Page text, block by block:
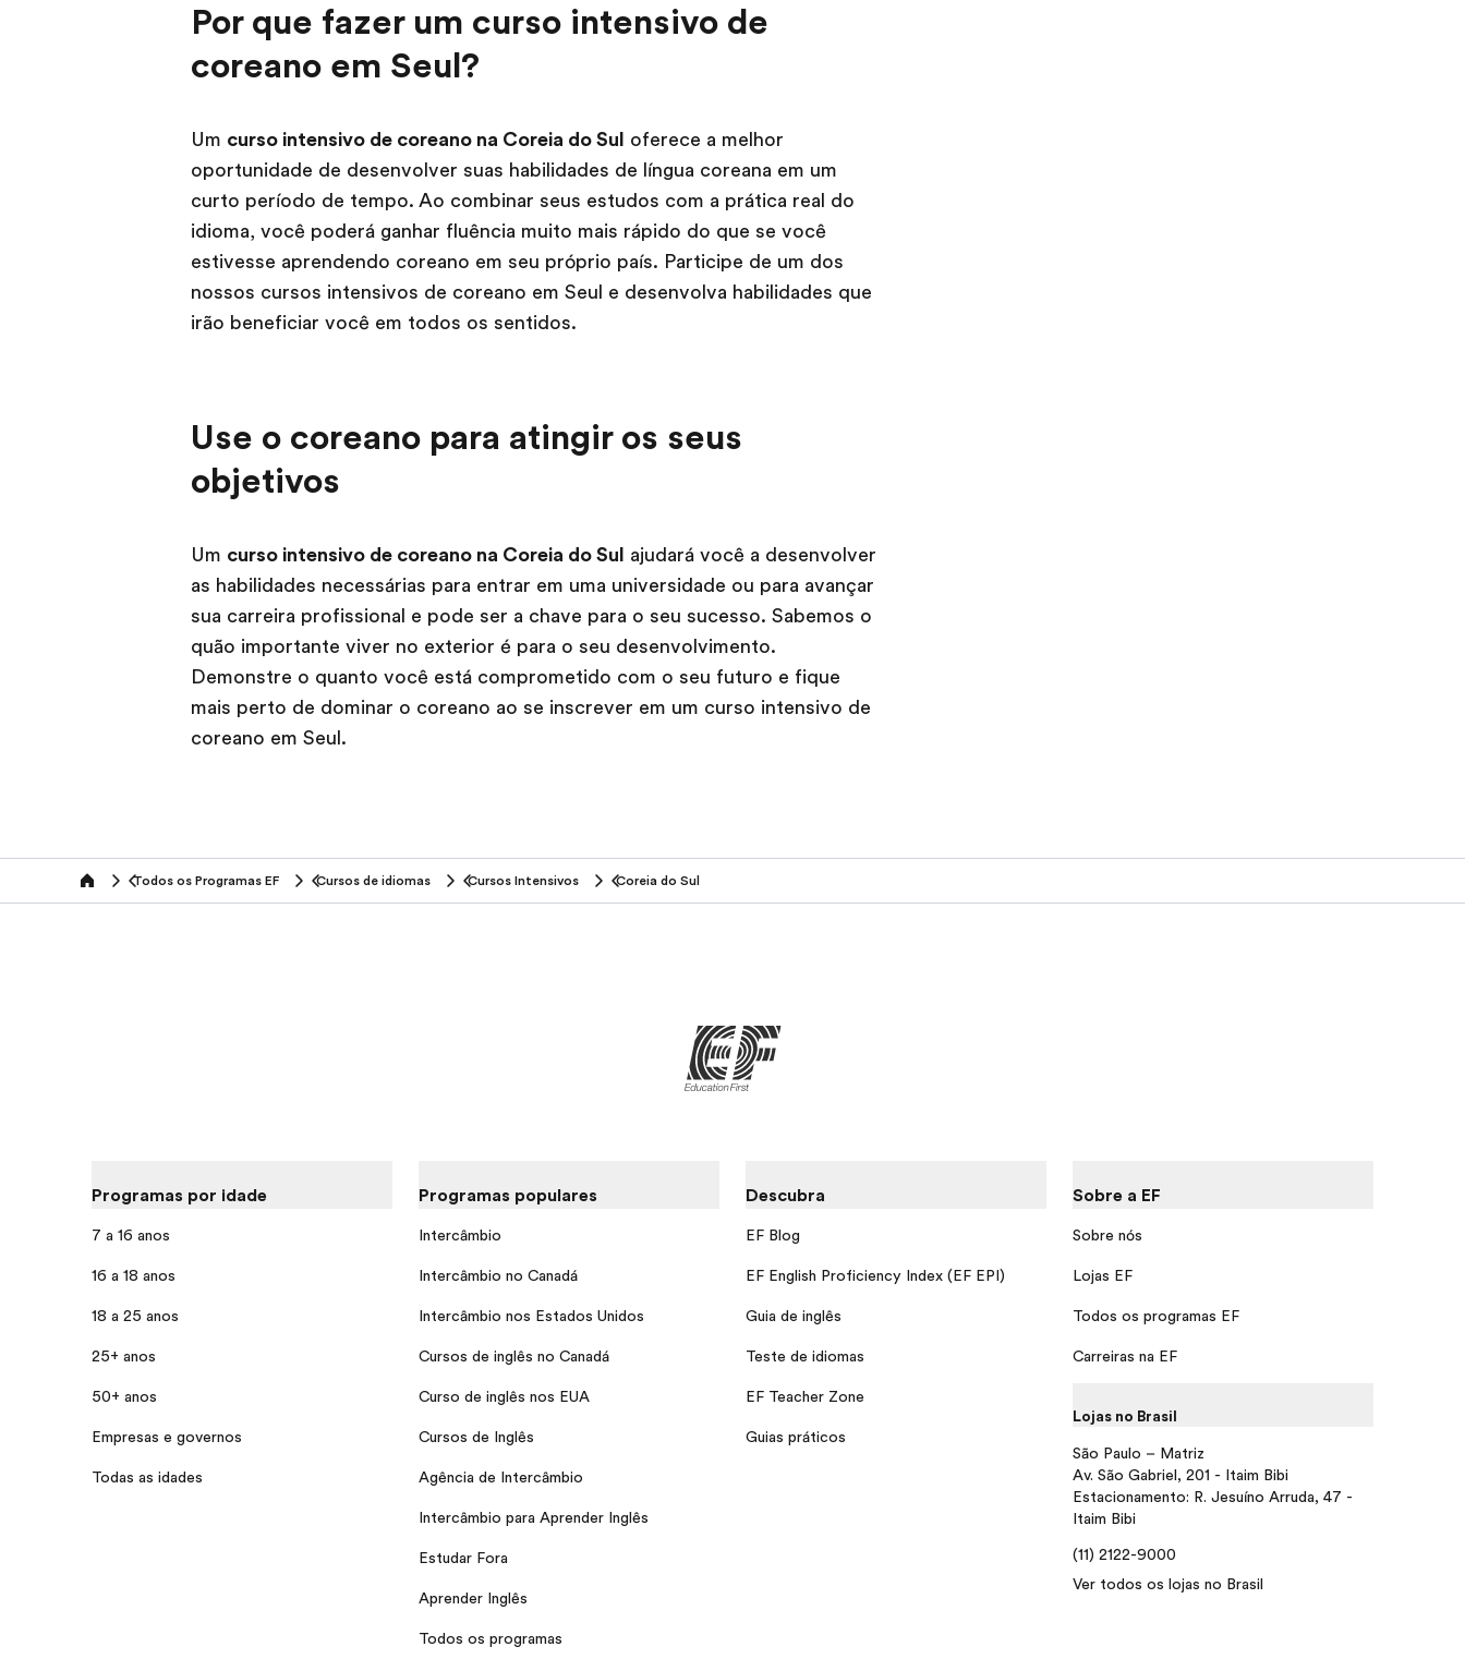
Por que fazer um curso intensivo de
coreano em Seul?
Um curso intensivo de coreano na Coreia do Sul oferece a melhor
oportunidade de desenvolver suas habilidades de língua coreana em um
curto período de tempo. Ao combinar seus estudos com a prática real do
idioma, você poderá ganhar fluência muito mais rápido do que se você
estivesse aprendendo coreano em seu próprio país. Participe de um dos
nossos cursos intensivos de coreano em Seul e desenvolva habilidades que
irão beneficiar você em todos os sentidos.
Use o coreano para atingir os seus
objetivos
Um curso intensivo de coreano na Coreia do Sul ajudará você a desenvolver
as habilidades necessárias para entrar em uma universidade ou para avançar
sua carreira profissional e pode ser a chave para o seu sucesso. Sabemos o
quão importante viver no exterior é para o seu desenvolvimento.
Demonstre o quanto você está comprometido com o seu futuro e fique
mais perto de dominar o coreano ao se inscrever em um curso intensivo de
coreano em Seul.
home Todos os Programas EF Cursos de idiomas Cursos Intensivos Coreia do Sul
Programas por idade
7 a 16 anos
16 a 18 anos
18 a 25 anos
25+ anos
50+ anos
Empresas e governos
Todas as idades
Programas populares
Intercâmbio
Intercâmbio no Canadá
Intercâmbio nos Estados Unidos
Cursos de inglês no Canadá
Curso de inglês nos EUA
Cursos de Inglês
Agência de Intercâmbio
Intercâmbio para Aprender Inglês
Estudar Fora
Aprender Inglês
Todos os programas
Descubra
EF Blog
EF English Proficiency Index (EF EPI)
Guia de inglês
Teste de idiomas
EF Teacher Zone
Guias práticos
Sobre a EF
Sobre nós
Lojas EF
Todos os programas EF
Carreiras na EF
Lojas no Brasil
São Paulo – Matriz
Av. São Gabriel, 201 - Itaim Bibi
Estacionamento: R. Jesuíno Arruda, 47 -
Itaim Bibi
(11) 2122-9000
Ver todos os lojas no Brasil